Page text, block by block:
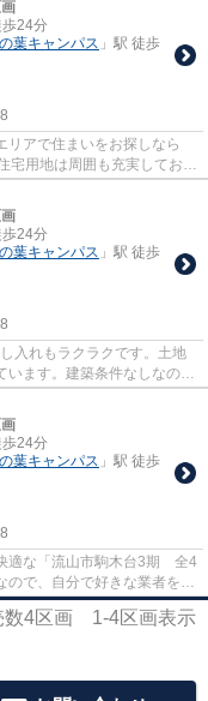
歩24分
葉キャンパス 」駅 徒歩
リアで住まいをお探しなら
宅用地は周囲も充実してお
か...
歩24分
葉キャンパス 」駅 徒歩
入れもラクラクです。土地
います。建築条件なしなの
で...
歩24分
葉キャンパス 」駅 徒歩
適な「流山市駒木台3期 全4
ので、自分で好きな業者を選
数4区画 1-4区画表示